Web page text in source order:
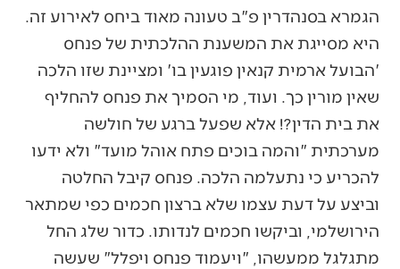
הגמרא בסנהדרין פ"ב טעונה מאוד ביחס לאירוע זה.
היא מסייגת את המשענת ההלכתית של פנחס
'הבועל ארמית קנאין פוגעין בו' ומציינת שזו הלכה
שאין מורין כך. ועוד, מי הסמיך את פנחס להחליף
את בית הדין?! אלא שפעל ברגע של חולשה
מערכתית "והמה בוכים פתח אוהל מועד" ולא ידעו
להכריע כי נתעלמה הלכה. פנחס קיבל החלטה
וביצע על דעת עצמו שלא ברצון חכמים כפי שמתאר
הירושלמי, וביקשו חכמים לנדותו. כדור שלג החל
מתגלגל ממעשהו, "ויעמוד פנחס ויפלל" שעשה